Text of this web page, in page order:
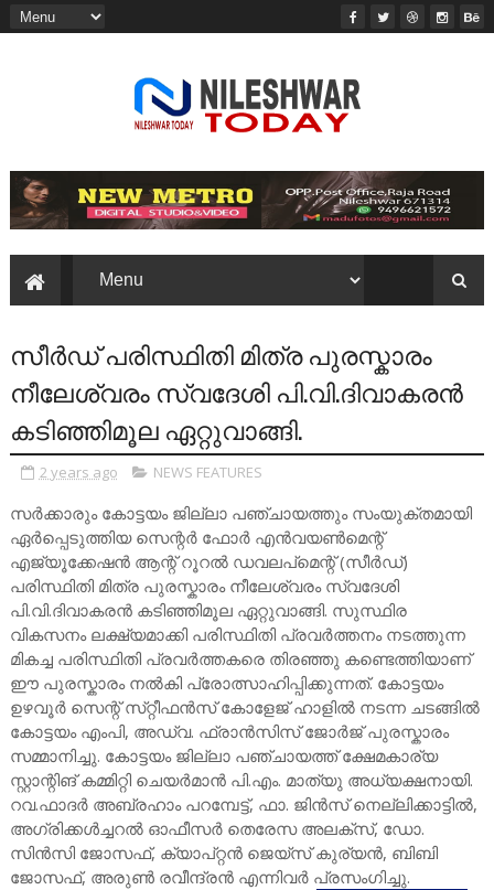
സീർഡ് പരിസ്ഥിതി മിത്ര പുരസ്കാരം
നീലേശ്വരം സ്വദേശി പി.വി.ദിവാകരൻ
കടിഞ്ഞിമൂല ഏറ്റുവാങ്ങി.
2 years ago NEWS FEATURES
സർക്കാരും കോട്ടയം ജില്ലാ പഞ്ചായത്തും സംയുക്തമായി
ഏർപ്പെടുത്തിയ സെന്റർ ഫോർ എൻവയൺമെന്റ്
എജ്യൂക്കേഷൻ ആന്റ് റൂറൽ ഡവലപ്മെന്റ് (സീർഡ്)
പരിസ്ഥിതി മിത്ര പുരസ്കാരം നീലേശ്വരം സ്വദേശി
പി.വി.ദിവാകരൻ കടിഞ്ഞിമൂല ഏറ്റുവാങ്ങി. സുസ്ഥിര
വികസനം ലക്ഷ്യമാക്കി പരിസ്ഥിതി പ്രവർത്തനം നടത്തുന്ന
മികച്ച പരിസ്ഥിതി പ്രവർത്തകരെ തിരഞ്ഞു കണ്ടെത്തിയാണ്
ഈ പുരസ്കാരം നൽകി പ്രോത്സാഹിപ്പിക്കുന്നത്. കോട്ടയം
ഉഴവൂർ സെന്റ് സ്‌റ്റീഫൻസ് കോളേജ് ഹാളിൽ നടന്ന ചടങ്ങിൽ
കോട്ടയം എംപി, അഡ്വ. ഫ്രാൻസിസ് ജോർജ് പുരസ്കാരം
സമ്മാനിച്ചു. കോട്ടയം ജില്ലാ പഞ്ചായത്ത് ക്ഷേമകാര്യ
സ്റ്റാന്റിങ് കമ്മിറ്റി ചെയർമാൻ പി.എം. മാത്യു അധ്യക്ഷനായി.
റവ.ഫാദർ അബ്രഹാം പറമ്പേട്ട്, ഫാ. ജിൻസ് നെല്ലിക്കാട്ടിൽ,
അഗ്രിക്കൾച്ചറൽ ഓഫീസർ തെരേസ അലക്സ്, ഡോ.
സിൻസി ജോസഫ്, ക്യാപ്റ്റൻ ജെയ്സ് കുര്യൻ, ബിബി
ജോസഫ്, അരുൺ രവീന്ദ്രൻ എന്നിവർ പ്രസംഗിച്ചു.